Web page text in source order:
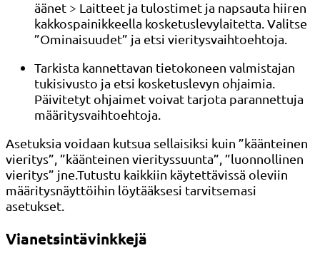
äänet > Laitteet ja tulostimet ja napsauta hiiren
kakkospainikkeella kosketuslevylaitetta. Valitse
”Ominaisuudet” ja etsi vieritysvaihtoehtoja.
Tarkista kannettavan tietokoneen valmistajan
tukisivusto ja etsi kosketuslevyn ohjaimia.
Päivitetyt ohjaimet voivat tarjota parannettuja
määritysvaihtoehtoja.
Asetuksia voidaan kutsua sellaisiksi kuin ”käänteinen
vieritys”, ”käänteinen vierityssuunta”, ”luonnollinen
vieritys” jne.Tutustu kaikkiin käytettävissä oleviin
määritysnäyttöihin löytääksesi tarvitsemasi
asetukset.
Vianetsintävinkkejä